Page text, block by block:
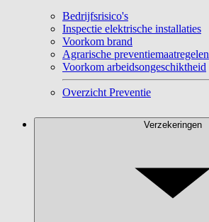
Bedrijfsrisico's
Inspectie elektrische installaties
Voorkom brand
Agrarische preventiemaatregelen
Voorkom arbeidsongeschiktheid
Overzicht Preventie
Verzekeringen